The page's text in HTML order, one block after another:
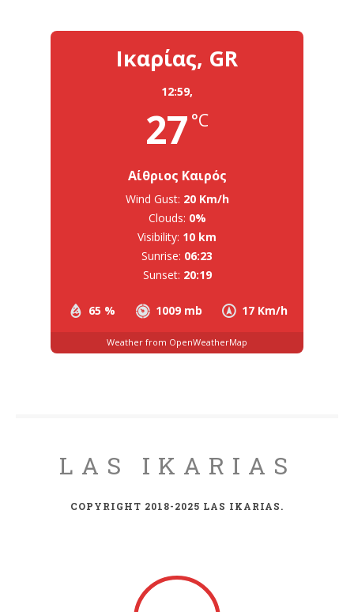
Ικαρίας, GR
12:59,
27 °C
Αίθριος Καιρός
65 % 1009 mb 17 Km/h
Wind Gust: 20 Km/h
Clouds: 0%
Visibility: 10 km
Sunrise: 06:23
Sunset: 20:19
Weather from OpenWeatherMap
LAS IKARIAS
COPYRIGHT 2018-2025 LAS IKARIAS.